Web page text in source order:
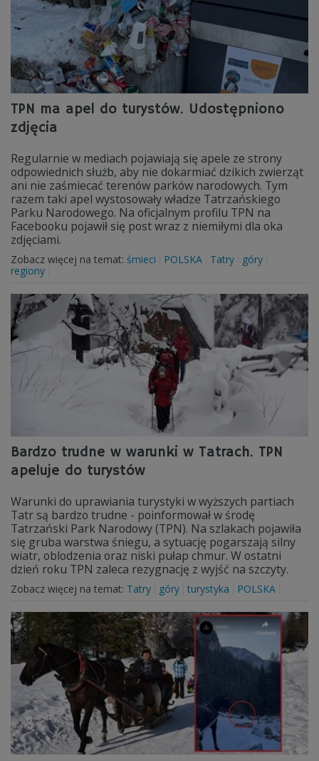
TPN ma apel do turystów. Udostępniono
zdjęcia
Regularnie w mediach pojawiają się apele ze strony
odpowiednich służb, aby nie dokarmiać dzikich zwierząt
ani nie zaśmiecać terenów parków narodowych. Tym
razem taki apel wystosowały władze Tatrzańskiego
Parku Narodowego. Na oficjalnym profilu TPN na
Facebooku pojawił się post wraz z niemiłymi dla oka
zdjęciami.
Zobacz więcej na temat: śmieci POLSKA Tatry
góry
regiony
Bardzo trudne w warunki w Tatrach. TPN
apeluje do turystów
Warunki do uprawiania turystyki w wyższych partiach
Tatr są bardzo trudne - poinformował w środę
Tatrzański Park Narodowy (TPN). Na szlakach pojawiła
się gruba warstwa śniegu, a sytuację pogarszają silny
wiatr, oblodzenia oraz niski pułap chmur. W ostatni
dzień roku TPN zaleca rezygnację z wyjść na szczyty.
Zobacz więcej na temat: Tatry góry turystyka POLSKA